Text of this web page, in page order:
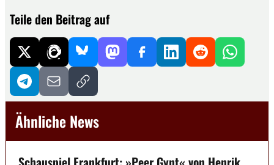
Teile den Beitrag auf
Ähnliche News